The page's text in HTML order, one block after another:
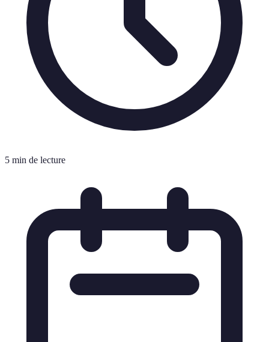
5 min de lecture